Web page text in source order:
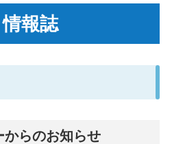
報誌
からのお知らせ